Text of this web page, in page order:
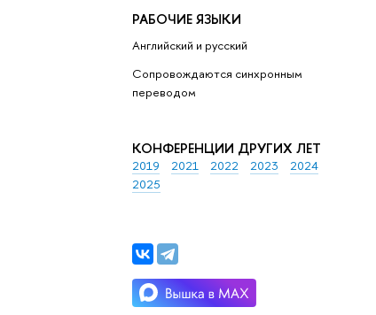
РАБОЧИЕ ЯЗЫКИ
Английский и русский
Сопровождаются синхронным
переводом
КОНФЕРЕНЦИИ ДРУГИХ ЛЕТ
2019 2021 2022 2023
2024
2025